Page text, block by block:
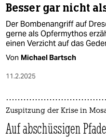
Besser gar nicht
Der Bombenangriff auf
gerne als Opfermythos
einen Verzicht auf das
Von Michael Bartsch
11.2.2025
Zuspitzung der Krise in
Auf abschüssigen